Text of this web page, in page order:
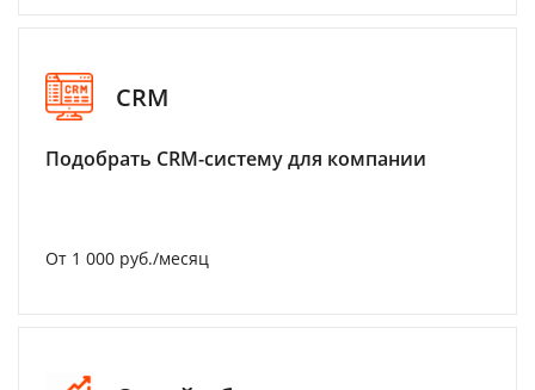
CRM
Подобрать CRM-систему для компании
От 1 000 руб./месяц